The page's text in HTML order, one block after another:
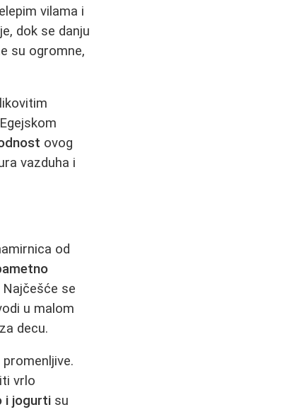
vilama i
dok se danju
su ogromne,
ovog
vazduha i
od
se
u malom
decu.
vrlo
i jogurti su